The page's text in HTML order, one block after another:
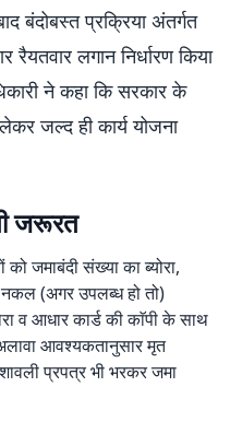
बंदोबस्त प्रक्रिया अंतर्गत
लगान निर्धारण किया
ने कहा कि सरकार के
जल्द ही कार्य योजना
जरूरत
को जमाबंदी संख्या का ब्योरा,
नकल (अगर उपलब्ध हो तो)
व आधार कार्ड की काॅपी के साथ
आवश्यकतानुसार मृत
प्रपत्र भी भरकर जमा